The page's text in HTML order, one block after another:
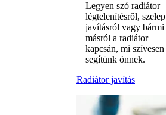
Legyen szó radiátor
légtelenítésről, szelep
javításról vagy bármi
másról a radiátor
kapcsán, mi szívesen
segítünk önnek.
Radiátor javítás